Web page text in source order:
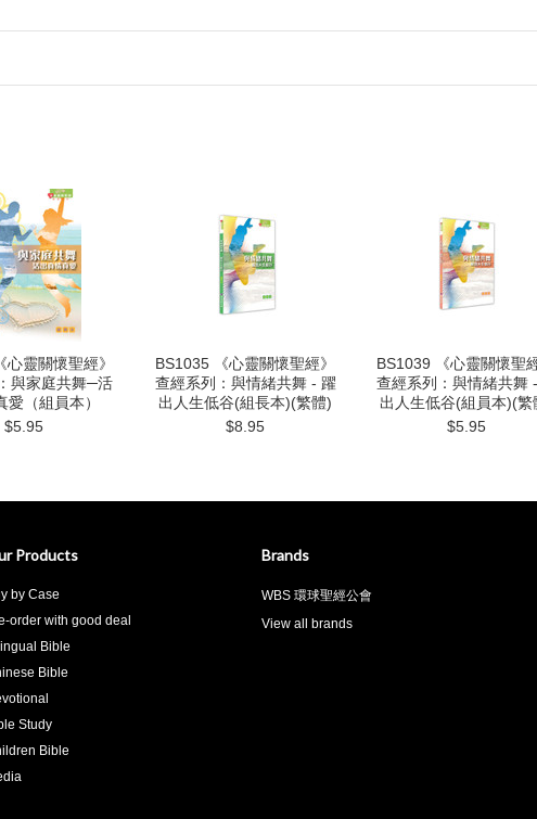
心靈關懷聖經》
與家庭共舞─活
愛（組員本）
$5.95
BS1035 《心靈關懷聖經》
查經系列：與情緒共舞 - 躍
出人生低谷(組長本)(繁體)
$8.95
BS1039 《心靈關懷聖經
查經系列：與情緒共舞
出人生低谷(組員本)(繁
$5.95
Products
by Case
order with good deal
Bible
Bible
Study
Bible
Brands
WBS 環球聖經公會
View all brands